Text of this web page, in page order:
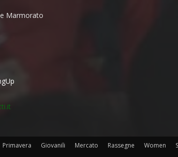
Marmorato
Primavera Giovanili Mercato Rassegne Women